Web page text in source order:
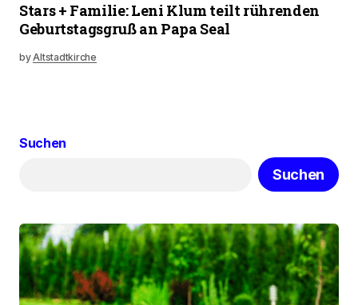
Stars + Familie: Leni Klum teilt rührenden
Geburtstagsgruß an Papa Seal
byAltstadtkirche
Suchen
Suchen